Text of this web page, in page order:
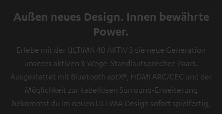
Außen neues Design. Innen bewährte
Power.
Erlebe mit der ULTIMA 40 AKTIV 3 die neue Generation
unseres aktiven 3-Wege-Standlautsprecher-Paars.
Ausgestattet mit Bluetooth aptX®, HDMI ARC/CEC und der
Möglichkeit zur kabellosen Surround-Erweiterung
bekommst du im neuen ULTIMA Design sofort spielfertig,